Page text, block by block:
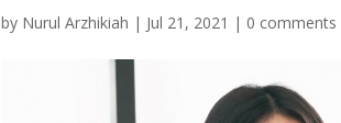
by Nurul Arzhikiah | Jul 21, 2021 | 0 comments